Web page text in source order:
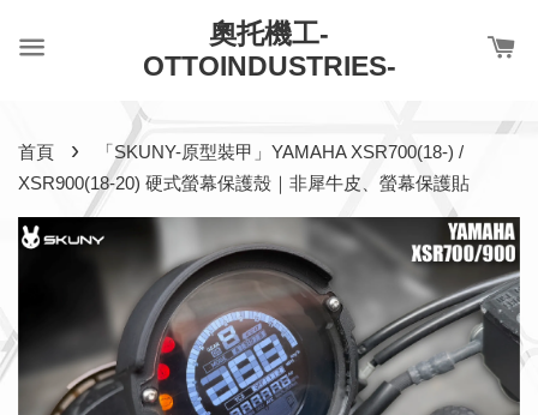
奧托機工-
OTTOINDUSTRIES-
首頁 ›
「SKUNY-原型裝甲」YAMAHA XSR700(18-) /
XSR900(18-20) 硬式螢幕保護殼｜非犀牛皮、螢幕保護貼